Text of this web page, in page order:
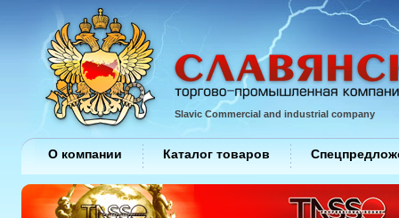
Slavic Commercial and industrial company
О компании Каталог товаров